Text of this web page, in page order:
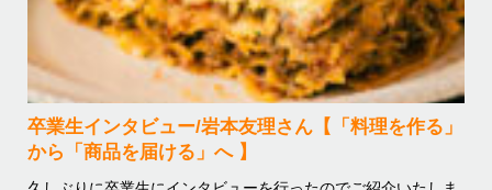
卒業生インタビュー/岩本友理さん【「料理を作る」
から「商品を届ける」へ 】